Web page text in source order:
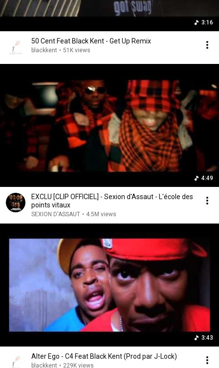
3:16
50 Cent Feat Black Kent - Get Up Remix
blackkent • 51K views
4:49
EXCLU [CLIP OFFICIEL] - Sexion d'Assaut - L'école des
points vitaux
SEXION D'ASSAUT • 4.5M views
3:43
Alter Ego - C4 Feat Black Kent (Prod par J-Lock)
blackkent • 229K views